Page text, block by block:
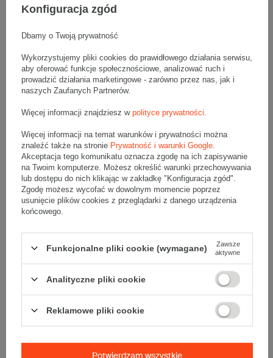
Wymiary zewnętrzne: 1000x200x550mm (długość x szerokość x
Opakowanie wykonane jest z tektury falistej 5-warstwowej, fala BC
560 g/m2
Wymiary:
• zewnętrzne:1000x200x550 mm
• wewnętrzne:
987x187x524 mm
Materiał:
• tektura falista:5-warstwowa
• fala:BC
• gramatura:
560 g/m2
• kolor:Szary
• waga jednostkowa (+/-5%):979 g
• typ fefco:F0201
• Poczta Polska Paczka B
Maksymalna waga paczki -
31,5kg
(10 szt.)
Tolerancja wymiarów wynikająca z parametrów pracy maszyn
produkcyjnych wynosi ±5mm (dla kartonów 5-warstwowych
Konfiguracja zgód
Dbamy o Twoją prywatność
Wykorzystujemy pliki cookies do prawidłowego działania serwisu,
aby oferować funkcje społecznościowe, analizować ruch i
prowadzić działania marketingowe - zarówno przez nas, jak i
naszych Zaufanych Partnerów.
Więcej informacji znajdziesz w polityce prywatności
Więcej informacji na temat warunków i prywatności można
znaleźć także na stronie Prywatność i warunki Google
Akceptacja tego komunikatu oznacza zgodę na ich zapisywanie
na Twoim komputerze. Możesz określić warunki przechowywania
lub dostępu do nich klikając w zakładkę "Konfiguracja zgód".
Zgodę możesz wycofać w dowolnym momencie poprzez
usunięcie plików cookies z przeglądarki z danego urządzenia
końcowego.
Funkcjonalne pliki cookie (wymagane)
Zawsze
aktywne
Analityczne pliki cookie
Reklamowe pliki cookie